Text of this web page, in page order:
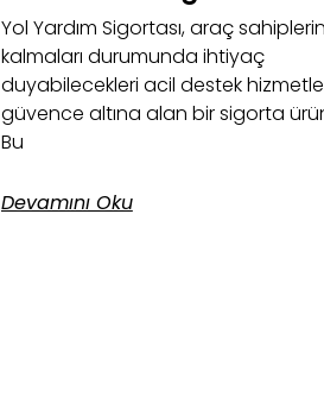
Yol Yardım Sigortası, araç
kalmaları durumunda ihtiyaç
duyabilecekleri acil destek
güvence altına alan bir sigorta
Bu
Devamını Oku